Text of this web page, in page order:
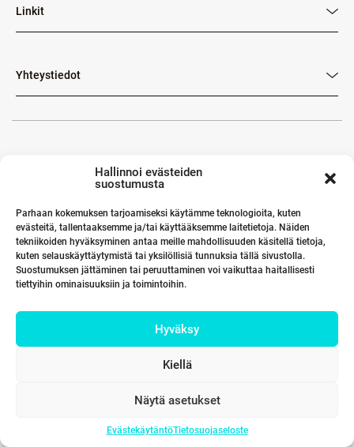
Hallinnoi evästeiden
suostumusta
Parhaan kokemuksen tarjoamiseksi käytämme teknologioita, kuten
evästeitä, tallentaaksemme ja/tai käyttääksemme laitetietoja. Näiden
tekniikoiden hyväksyminen antaa meille mahdollisuuden käsitellä tietoja,
kuten selauskäyttäytymistä tai yksilöllisiä tunnuksia tällä sivustolla.
Suostumuksen jättäminen tai peruuttaminen voi vaikuttaa haitallisesti
tiettyihin ominaisuuksiin ja toimintoihin.
Hyväksy
Kiellä
Näytä asetukset
EvästekäytäntöTietosuojaseloste
Linkit
Yhteystiedot